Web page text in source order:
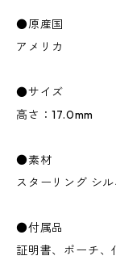
●原産国
アメリカ
●サイズ
高さ：17.0mm
●素材
スターリング シ
●付属品
証明書、ポーチ、